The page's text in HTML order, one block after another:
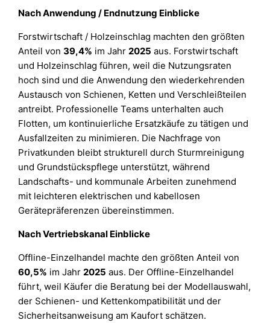
Nach Anwendung / Endnutzung Einblicke
Forstwirtschaft / Holzeinschlag machten den größten
Anteil von39,4% im Jahr 2025 aus. Forstwirtschaft
und Holzeinschlag führen, weil die Nutzungsraten
hoch sind und die Anwendung den wiederkehrenden
Austausch von Schienen, Ketten und Verschleißteilen
antreibt. Professionelle Teams unterhalten auch
Flotten, um kontinuierliche Ersatzkäufe zu tätigen und
Ausfallzeiten zu minimieren. Die Nachfrage von
Privatkunden bleibt strukturell durch Sturmreinigung
und Grundstückspflege unterstützt, während
Landschafts- und kommunale Arbeiten zunehmend
mit leichteren elektrischen und kabellosen
Gerätepräferenzen übereinstimmen.
Nach Vertriebskanal Einblicke
Offline-Einzelhandel machte den größten Anteil von
60,5% im Jahr 2025 aus. Der Offline-Einzelhandel
führt, weil Käufer die Beratung bei der Modellauswahl,
der Schienen- und Kettenkompatibilität und der
Sicherheitsanweisung am Kaufort schätzen.